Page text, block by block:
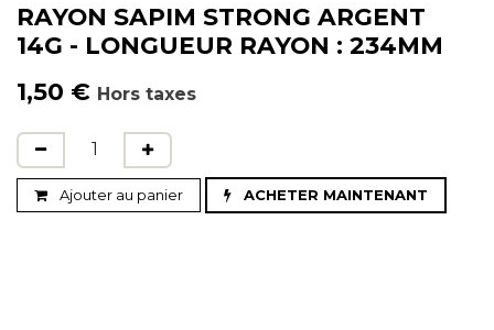
RAYON SAPIM STRONG ARGENT
14G - LONGUEUR RAYON : 234MM
1,50 € Hors taxes
Ajouter au panier ACHETER MAINTENANT